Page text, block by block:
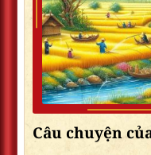
Câu chuyện